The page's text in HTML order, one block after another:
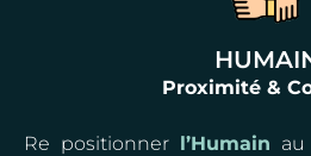
Proximité &
Re positionner l’Humain